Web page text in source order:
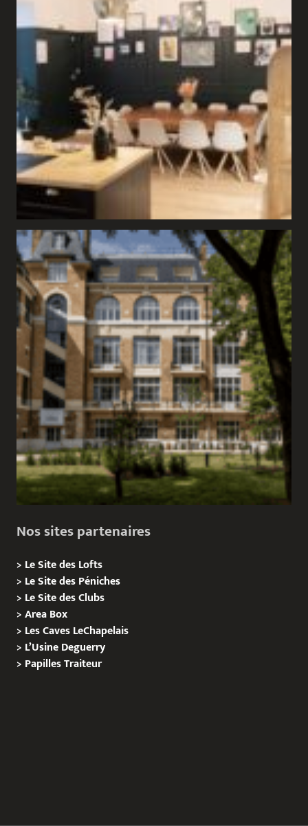
Nos sites partenaires
> Le Site des Lofts
> Le Site des Péniches
> Le Site des Clubs
>Area Box
> Les Caves LeChapelais
> L’Usine Deguerry
> PapillesTraiteur